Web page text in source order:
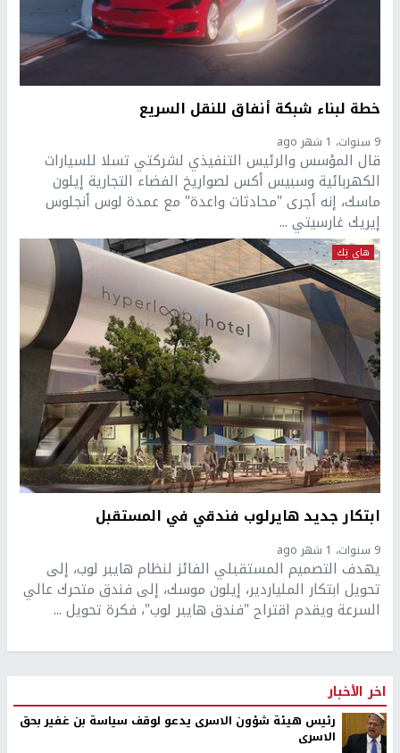
خطة لبناء شبكة أنفاق للنقل السريع
9 سنوات، 1 شهر ago
قال المؤسس والرئيس التنفيذي لشركتي تسلا للسيارات
الكهربائية وسبيس أكس لصواريخ الفضاء التجارية إيلون
ماسك، إنه أجرى "محادثات واعدة" مع عمدة لوس أنجلوس
إيريك غارسيتي ...
هاي تِك
ابتكار جديد هايرلوب فندقي في المستقبل
9 سنوات، 1 شهر ago
يهدف التصميم المستقبلي الفائز لنظام هايبر لوب، إلى
تحويل ابتكار الملياردير، إيلون موسك، إلى فندق متحرك عالي
السرعة ويقدم اقتراح "فندق هايبر لوب"، فكرة تحويل ...
اخر الأخبار
رئيس هيئة شؤون الاسرى يدعو لوقف سياسة بن غفير بحق
الاسرى